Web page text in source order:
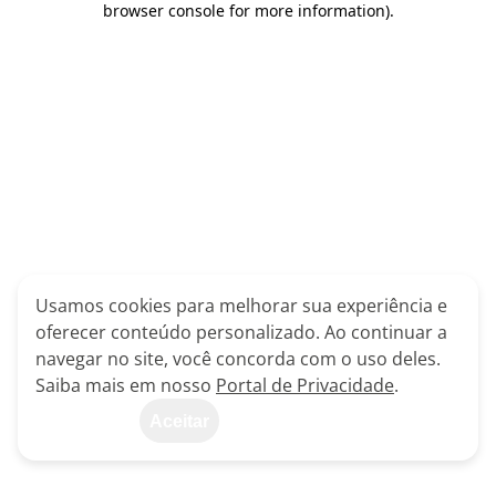
browser console for more information).
Usamos cookies para melhorar sua experiência e
oferecer conteúdo personalizado. Ao continuar a
navegar no site, você concorda com o uso deles.
Saiba mais em nosso Portal de Privacidade.